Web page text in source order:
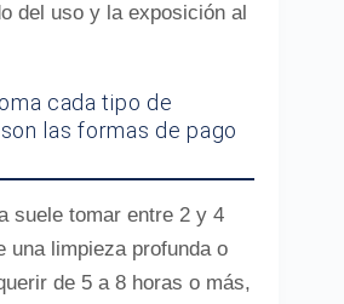
del uso y la exposición al
cada tipo de
las formas de pago
suele tomar entre 2 y 4
una limpieza profunda o
de 5 a 8 horas o más,